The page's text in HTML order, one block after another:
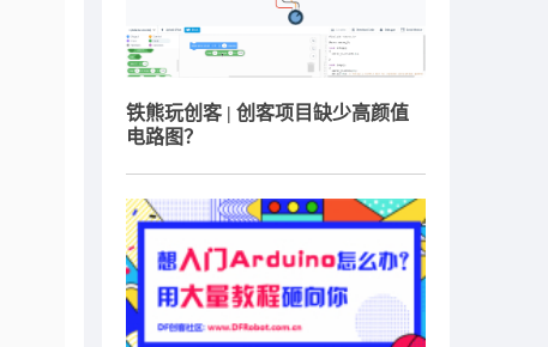
铁熊玩创客 | 创客项目缺少高颜值
电路图？